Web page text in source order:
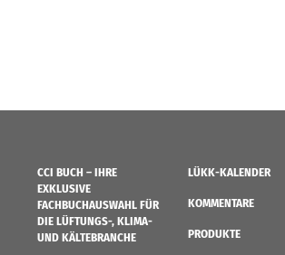
CCI BUCH – IHRE
EXKLUSIVE
FACHBUCHAUSWAHL FÜR
DIE LÜFTUNGS-, KLIMA-
UND KÄLTEBRANCHE
LÜKK-KALENDER
KOMMENTARE
PRODUKTE